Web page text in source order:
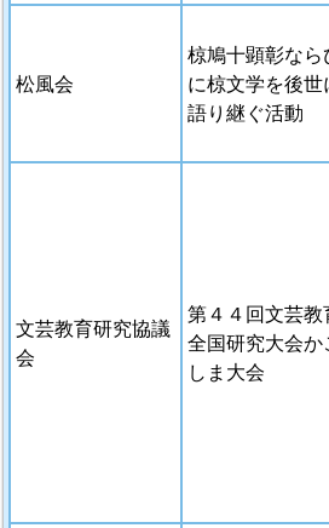
松風会
椋鳩十顕彰なら
に椋文学を後世
語り継ぐ活動
文芸教育研究協議
会
第４４回文芸教
全国研究大会か
しま大会